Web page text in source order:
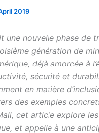
2019
une nouvelle phase de
génération de
déjà amorcée à
sécurité et
en matière
des exemples
cet article explore
et appelle à une